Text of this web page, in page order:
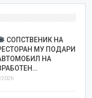
СОПСТВЕНИК НА
МУ ПОДАРИ
НА
2026